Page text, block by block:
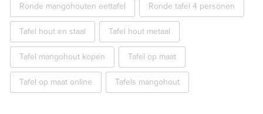
Ronde mangohouten eettafel Ronde tafel 4 personen
Tafel hout en staal Tafel hout metaal
Tafel mangohout kopen Tafel op maat
Tafel op maat online Tafels mangohout